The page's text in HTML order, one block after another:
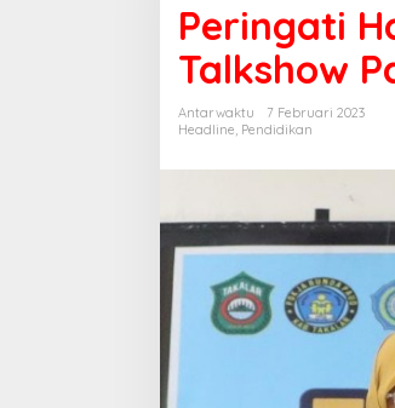
Jadi
Bunda
Paud
gelar
Peringati
Talkshow
Antarwaktu
7 Februari 2023
Headline, Pendidikan